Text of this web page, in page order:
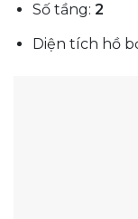
Số tầng: 2
Diện tích hồ